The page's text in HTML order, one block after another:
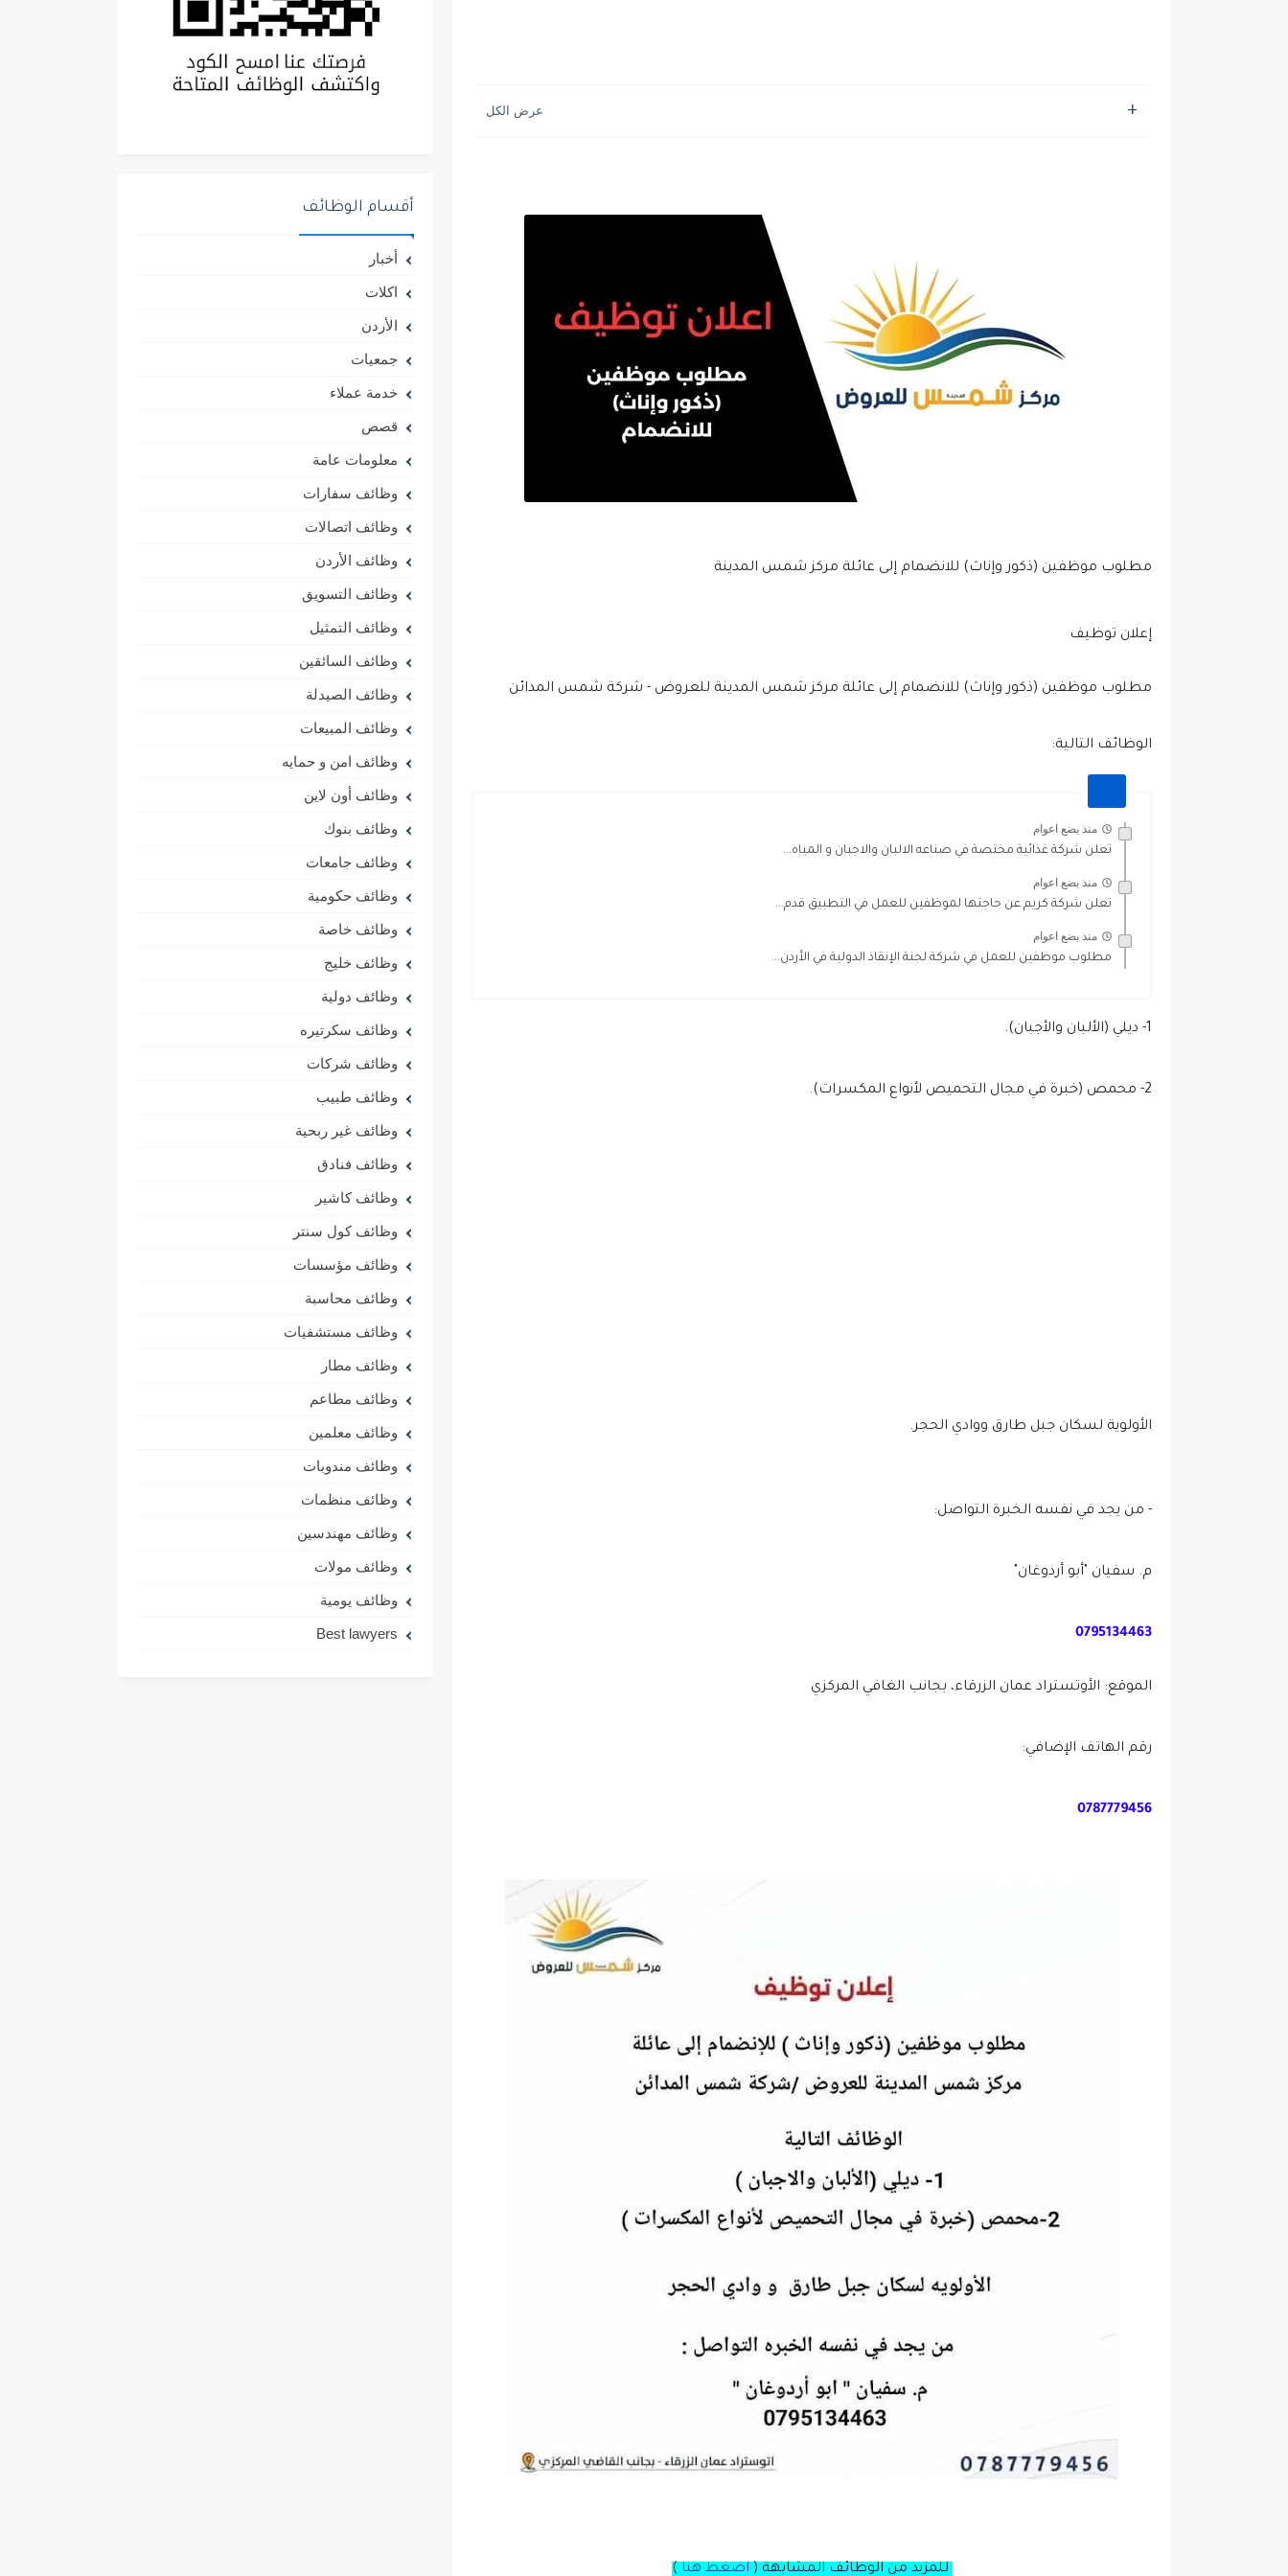
مطلوب موظفين (ذكور وإناث) للانضمام إلى عائلة مركز شمس المدينة
إعلان توظيف
مطلوب موظفين (ذكور وإناث) للانضمام إلى عائلة مركز شمس المدينة للعروض - شركة شمس المدائن
الوظائف التالية:
منذ بضع اعوام
تعلن شركة غذائية مختصة في صناعه الالبان والاجبان و المياه...
منذ بضع اعوام
تعلن شركة كريم عن حاجتها لموظفين للعمل في التطبيق قدم...
منذ بضع اعوام
مطلوب موظفين للعمل في شركة لجنة الإنقاذ الدولية في الأردن...
1- ديلي (الألبان والأجبان).
2- محمص (خبرة في مجال التحميص لأنواع المكسرات).
الأولوية لسكان جبل طارق ووادي الحجر.
- من يجد في نفسه الخبرة التواصل:
م. سفيان "أبو أردوغان"
0795134463
الموقع: الأوتستراد عمان الزرقاء، بجانب الغافي المركزي
رقم الهاتف الإضافي:
0787779456
للمزيد من الوظائف المشابهة ( اضغط هنا )
أقسام الوظائف
أخبار
اكلات
الأردن
جمعيات
خدمة عملاء
قصص
معلومات عامة
وظائف سفارات
وظائف اتصالات
وظائف الأردن
وظائف التسويق
وظائف التمثيل
وظائف السائقين
وظائف الصيدلة
وظائف المبيعات
وظائف امن و حمايه
وظائف أون لاين
وظائف بنوك
وظائف جامعات
وظائف حكومية
وظائف خاصة
وظائف خليج
وظائف دولية
وظائف سكرتيره
وظائف شركات
وظائف طبيب
وظائف غير ربحية
وظائف فنادق
وظائف كاشير
وظائف كول سنتر
وظائف مؤسسات
وظائف محاسبة
وظائف مستشفيات
وظائف مطار
وظائف مطاعم
وظائف معلمين
وظائف مندوبات
وظائف منظمات
وظائف مهندسين
وظائف مولات
وظائف يومية
Best lawyers